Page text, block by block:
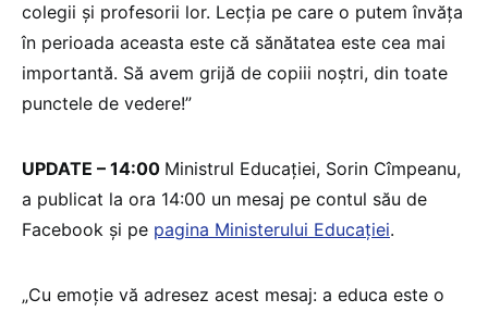
colegii și profesorii lor. Lecția pe care o putem învăța
în perioada aceasta este că sănătatea este cea mai
importantă. Să avem grijă de copiii noștri, din toate
punctele de vedere!”
UPDATE – 14:00 Ministrul Educației, Sorin Cîmpeanu,
a publicat la ora 14:00 un mesaj pe contul său de
Facebook și pe pagina Ministerului Educației.
„Cu emoție vă adresez acest mesaj: a educa este o